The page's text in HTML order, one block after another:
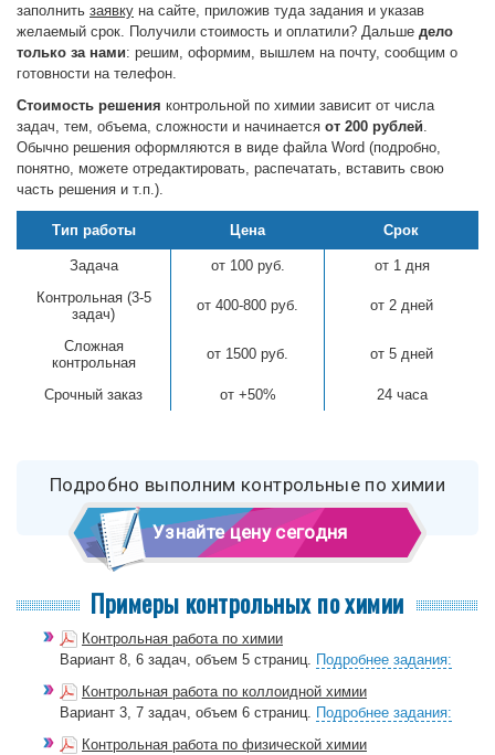
заполнить заявку на сайте, приложив туда задания и указав
желаемый срок. Получили стоимость и оплатили? Дальше дело
только за нами: решим, оформим, вышлем на почту, сообщим о
готовности на телефон.
Стоимость решения контрольной по химии зависит от числа
задач, тем, объема, сложности и начинается от 200 рублей
Обычно решения оформляются в виде файла Word (подробно,
понятно, можете отредактировать, распечатать, вставить свою
часть решения и т.п.).
Тип работы Цена Срок
Задача от 100 руб.
от 1 дня
Контрольная (3-5
задач)
от 400-800 руб. от 2 дней
Сложная
контрольная
от 1500 руб. от 5 дней
Срочный заказ от +50% 24 часа
Подробно выполним контрольные по химии
Узнайте цену сегодня
Примеры контрольных по химии
Контрольная работа по химии
Вариант 8, 6 задач, объем 5 страниц.
Подробнее задания:
Контрольная работа по коллоидной химии
Вариант 3, 7 задач, объем 6 страниц.
Подробнее задания:
Контрольная работа по физической химии